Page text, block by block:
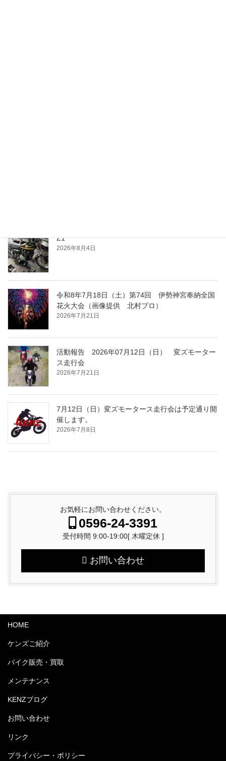
Z1
2026年8月4日
令和8年7月18日（土）第74回 伊勢神宮奉納全国
花火大会（画像提供 北村プロ）
2026年7月21日
活動報告 2026年07月12日（日） 変ズモーター
ス走行会
2026年7月21日
7月12日（日）変ズモータース走行会は予定通り開
催します。
2026年7月8日
お気軽にお問い合わせください。
0596-24-3391
受付時間 9:00-19:00[ 木曜定休 ]
お問い合わせ
HOME
ケンズご紹介
バイク販売・買取
メンテナンス
KENZブログ
お問い合わせ
リンク
プライバシー・ポリシー